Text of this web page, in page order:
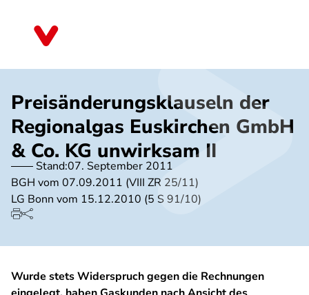
Preisänderungsklauseln der
Regionalgas Euskirchen GmbH
& Co. KG unwirksam II
Stand:07. September 2011
BGH vom 07.09.2011 (VIII ZR 25/11)
LG Bonn vom 15.12.2010 (5 S 91/10)
Wurde stets Widerspruch gegen die Rechnungen